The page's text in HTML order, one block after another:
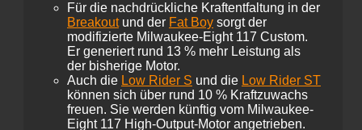
Für die nachdrückliche Kraftentfaltung in der
Breakoutund der Fat Boy sorgt der
modifizierte Milwaukee-Eight 117 Custom.
Er generiert rund 13 % mehr Leistung als
der bisherige Motor.
Auch die Low Rider S und die Low Rider ST
können sich über rund 10 % Kraftzuwachs
freuen. Sie werden künftig vom Milwaukee-
Eight 117 High-Output-Motor angetrieben.